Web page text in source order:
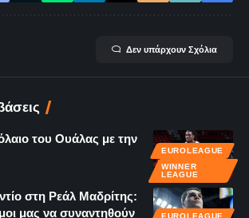
Δεν υπάρχουν Σχόλια
EUROLEAGUE
WINNER
LEAGUE
του Ουάλας με την
EUROLEAGUE
στη Ρεάλ Μαδρίτης:
μας να συναντηθούν